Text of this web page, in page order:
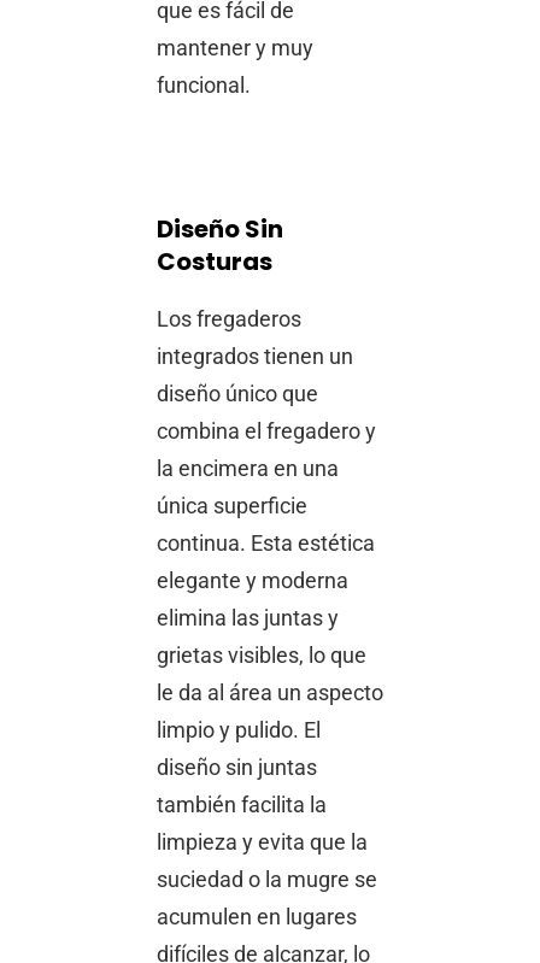
que es fácil de
mantener y muy
funcional.
Diseño Sin
Costuras
Los fregaderos
integrados tienen un
diseño único que
combina el fregadero y
la encimera en una
única superficie
continua. Esta estética
elegante y moderna
elimina las juntas y
grietas visibles, lo que
le da al área un aspecto
limpio y pulido. El
diseño sin juntas
también facilita la
limpieza y evita que la
suciedad o la mugre se
acumulen en lugares
difíciles de alcanzar, lo